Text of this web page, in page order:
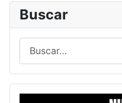
Buscar